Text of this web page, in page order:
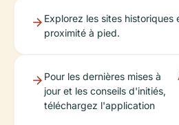
Explorez les sites historiques
proximité à pied.
Pour les dernières mises à
jour et les conseils d'initiés,
téléchargez l'application